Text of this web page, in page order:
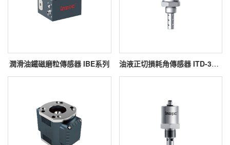
潤滑油鐵磁磨粒傳感器 IBE系列 油液正切損耗角傳感器 ITD-3系列